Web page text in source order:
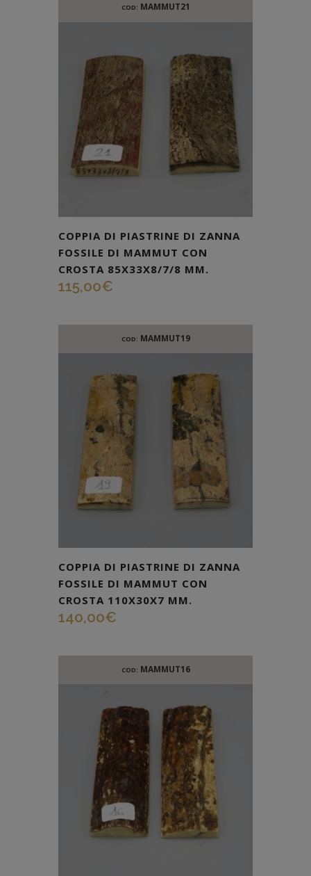
COD: MAMMUT21
COPPIA DI PIASTRINE DI ZANNA
FOSSILE DI MAMMUT CON
CROSTA 85X33X8/7/8 MM.
115,00€
COD: MAMMUT19
COPPIA DI PIASTRINE DI ZANNA
FOSSILE DI MAMMUT CON
CROSTA 110X30X7 MM.
140,00€
COD: MAMMUT16